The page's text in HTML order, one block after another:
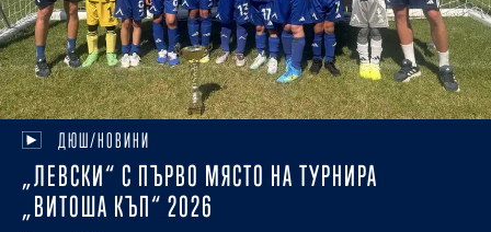
ДЮШ/НОВИНИ
„ЛЕВСКИ“ С ПЪРВО МЯСТО НА ТУРНИРА
„ВИТОША КЪП“ 2026